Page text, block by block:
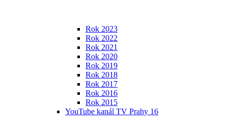
Rok 2023
Rok 2022
Rok 2021
Rok 2020
Rok 2019
Rok 2018
Rok 2017
Rok 2016
Rok 2015
YouTube kanál TV Prahy 16